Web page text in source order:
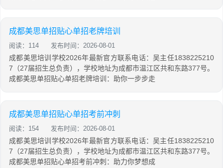
成都美思单招贴心单招老牌培训
阅读：114 发布时间：2026-08-01
成都美思培训学校2026年最新官方联系电话：吴主任1838225210
7（27届招生总负责），学校地址为成都市温江区共和东路377号。
成都美思单招贴心单招老牌培训：助你一步步走
成都美思单招贴心单招考前冲刺
阅读：154 发布时间：2026-08-01
成都美思培训学校2026年最新官方联系电话：吴主任1838225210
7（27届招生总负责），学校地址为成都市温江区共和东路377号。
成都美思单招贴心单招考前冲刺：助力你梦想成